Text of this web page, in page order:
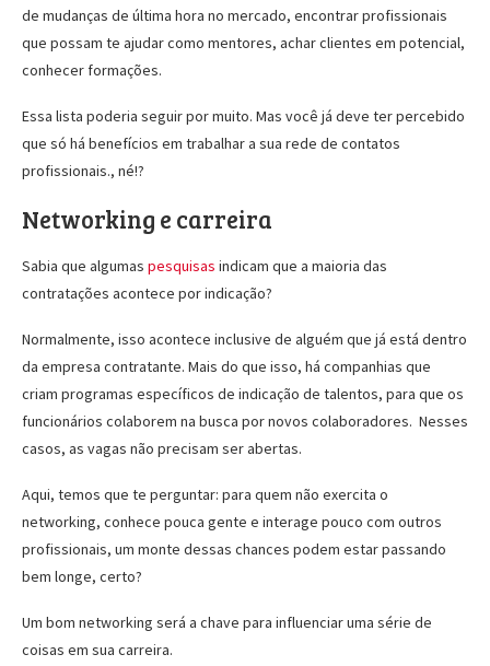
de mudanças de última hora no mercado, encontrar profissionais
que possam te ajudar como mentores, achar clientes em potencial,
conhecer formações.
Essa lista poderia seguir por muito. Mas você já deve ter percebido
que só há benefícios em trabalhar a sua rede de contatos
profissionais., né!?
Networking e carreira
Sabia que algumas pesquisas indicam que a maioria das
contratações acontece por indicação?
Normalmente, isso acontece inclusive de alguém que já está dentro
da empresa contratante. Mais do que isso, há companhias que
criam programas específicos de indicação de talentos, para que os
funcionários colaborem na busca por novos colaboradores. Nesses
casos, as vagas não precisam ser abertas.
Aqui, temos que te perguntar: para quem não exercita o
networking, conhece pouca gente e interage pouco com outros
profissionais, um monte dessas chances podem estar passando
bem longe, certo?
Um bom networking será a chave para influenciar uma série de
coisas em sua carreira.